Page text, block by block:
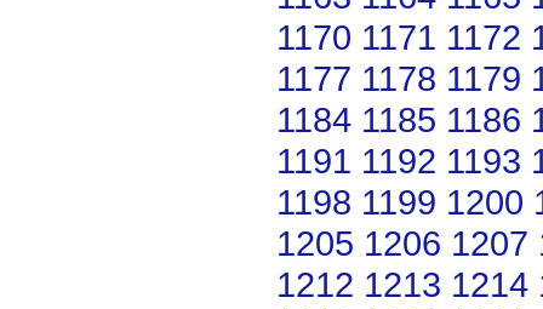
1170 1171 1172
1177 1178 1179
1184 1185 1186
1191 1192 1193
1198 1199 1200
1205 1206 1207
1212 1213 1214